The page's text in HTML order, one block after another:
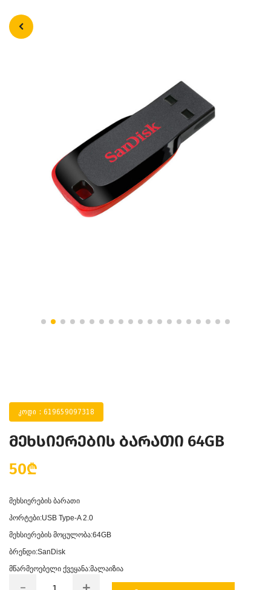
კოდი : 619659097318
მეხსიერების ბარათი 64GB
50₾
მეხსიერების ბარათი
პორტები:USB Type-A 2.0
მეხსიერების მოცულობა:64GB
ბრენდი:SanDisk
მწარმეოებელი ქვეყანა:მალაიზია